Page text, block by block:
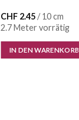
CHF 2.45/ 10 cm
2.7 Meter vorrätig
IN DEN WARENKORB